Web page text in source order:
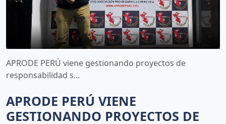
APRODE PERÚ viene gestionando proyectos de
responsabilidad s...
APRODE PERÚ VIENE
GESTIONANDO PROYECTOS DE